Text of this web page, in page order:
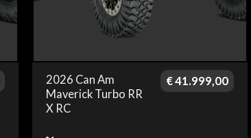
2026 Can Am
Maverick Turbo RR
X RC
€41.999,00